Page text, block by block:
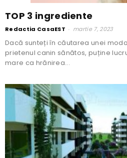
TOP 3 ingrediente
Redactia CasaEST - martie 7, 2023
Dacă sunteți în căutarea unei
prietenul canin sănătos, puține
mare ca hrănirea...